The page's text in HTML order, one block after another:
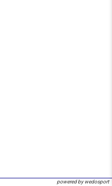
powered by wedosport